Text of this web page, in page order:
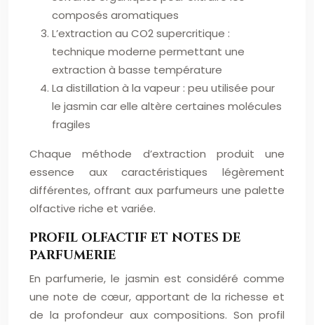
composés aromatiques
L’extraction au CO2 supercritique :
technique moderne permettant une
extraction à basse température
La distillation à la vapeur : peu utilisée pour
le jasmin car elle altère certaines molécules
fragiles
Chaque méthode d’extraction produit une
essence aux caractéristiques légèrement
différentes, offrant aux parfumeurs une palette
olfactive riche et variée.
PROFIL OLFACTIF ET NOTES DE
PARFUMERIE
En parfumerie, le jasmin est considéré comme
une note de cœur, apportant de la richesse et
de la profondeur aux compositions. Son profil